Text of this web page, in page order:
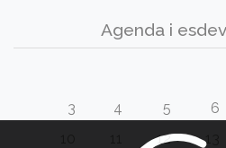
Agenda i
3
4 5 6
12 13